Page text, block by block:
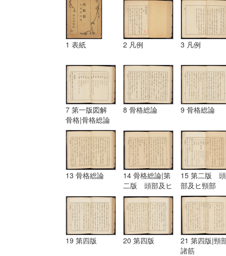
1 表紙 2 凡例 3 凡例
7 第一版図解
骨格|骨格総論
8 骨格総論 9 骨格総論
13 骨格総論
14 骨格総論|第
二版 頭部及ヒ
頸部
15 第二版 頭
部及ヒ頸部
19 第四版 20 第四版
21 第四版|頸
諸筋